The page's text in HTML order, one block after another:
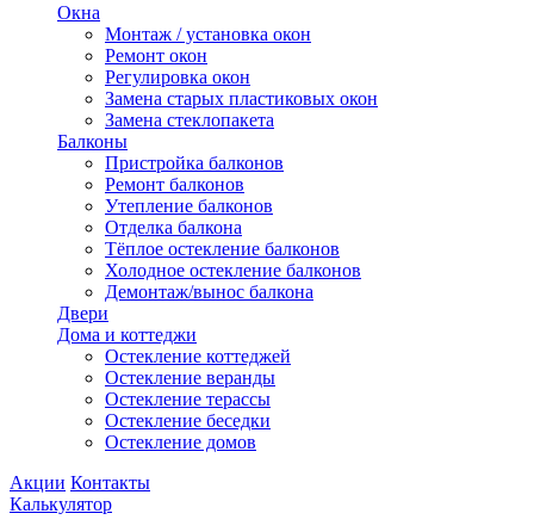
Окна
Монтаж / установка окон
Ремонт окон
Регулировка окон
Замена старых пластиковых окон
Замена стеклопакета
Балконы
Пристройка балконов
Ремонт балконов
Утепление балконов
Отделка балкона
Тёплое остекление балконов
Холодное остекление балконов
Демонтаж/вынос балкона
Двери
Дома и коттеджи
Остекление коттеджей
Остекление веранды
Остекление терассы
Остекление беседки
Остекление домов
Акции Контакты
Калькулятор